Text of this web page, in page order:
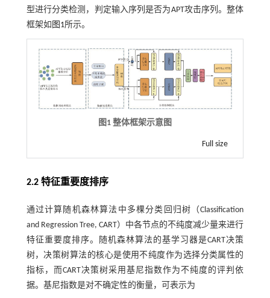
型进行分类检测，判定输入序列是否为APT攻击序列。整体
框架如 图1所示。
图1 整体框架示意图
Full size
2.2 特征重要度排序
通过计算随机森林算法中多棵分类回归树（Classification
and Regression Tree, CART）中各节点的不纯度减少量来进行
特征重要度排序。随机森林算法的基学习器是CART决策
树，决策树算法的核心是使用不纯度作为选择分类属性的
指标，而CART决策树采用基尼指数作为不纯度的评判依
据。基尼指数是对不确定性的衡量，可表示为